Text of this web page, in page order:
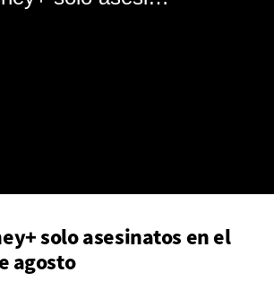
solo asesinatos en el
agosto